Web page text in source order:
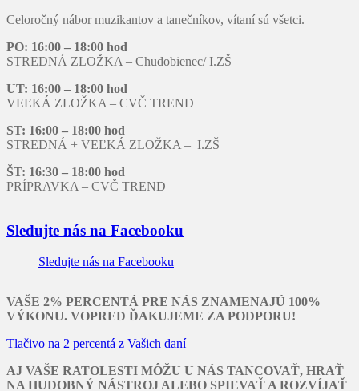
Celoročný nábor muzikantov a tanečníkov, vítaní sú všetci.
PO: 16:00 – 18:00 hod
STREDNÁ ZLOŽKA – Chudobienec/ I.ZŠ
UT: 16:00 – 18:00 hod
VEĽKÁ ZLOŽKA – CVČ TREND
ST: 16:00 – 18:00 hod
STREDNÁ + VEĽKÁ ZLOŽKA – I.ZŠ
ŠT: 16:30 – 18:00 hod
PRÍPRAVKA – CVČ TREND
Sledujte nás na Facebooku
Sledujte nás na Facebooku
VAŠE 2% PERCENTÁ PRE NÁS ZNAMENAJÚ 100%
VÝKONU. VOPRED ĎAKUJEME ZA PODPORU!
Tlačivo na 2 percentá z Vašich daní
AJ VAŠE RATOLESTI MÔŽU U NÁS TANCOVAŤ, HRAŤ
NA HUDOBNÝ NÁSTROJ ALEBO SPIEVAŤ A ROZVÍJAŤ